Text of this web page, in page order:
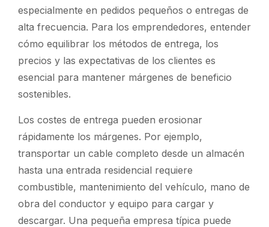
especialmente en pedidos pequeños o entregas de
alta frecuencia. Para los emprendedores, entender
cómo equilibrar los métodos de entrega, los
precios y las expectativas de los clientes es
esencial para mantener márgenes de beneficio
sostenibles.
Los costes de entrega pueden erosionar
rápidamente los márgenes. Por ejemplo,
transportar un cable completo desde un almacén
hasta una entrada residencial requiere
combustible, mantenimiento del vehículo, mano de
obra del conductor y equipo para cargar y
descargar. Una pequeña empresa típica puede